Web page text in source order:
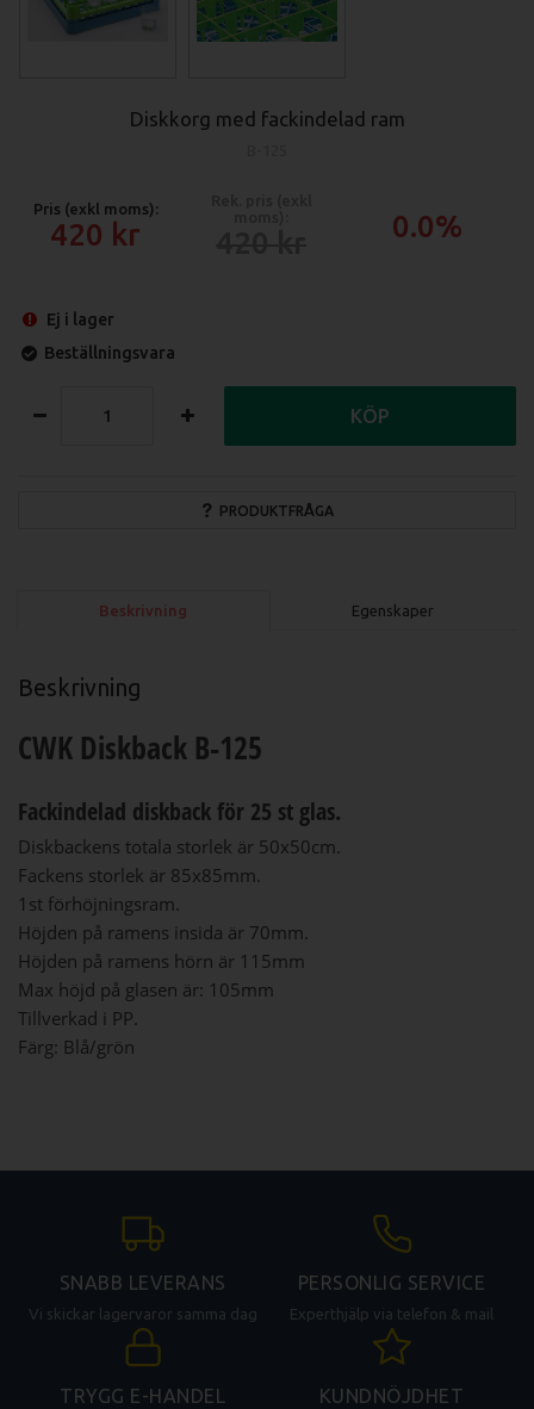
Diskkorg med fackindelad ram
Pris (exkl moms):
420 0.0%
Ej i lager
Beställningsvara
PRODUKTFRÅGA
KÖP
Beskrivning Egenskaper
Beskrivning
CWK Diskback B-125
Fackindelad diskback för 25 st glas.
Diskbackens totala storlek är 50x50cm.
Fackens storlek är 85x85mm.
1st förhöjningsram.
Höjden på ramens insida är 70mm.
Höjden på ramens hörn är 115mm
Max höjd på glasen är: 105mm
Tillverkad i PP.
Färg: Blå/grön
SNABB LEVERANS
Vi skickar lagervaror samma dag
PERSONLIG SERVICE
Experthjälp via telefon & mail
TRYGG E-HANDEL KUNDNÖJDHET